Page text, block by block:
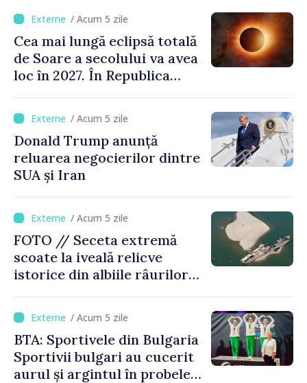
/ Acum 5 zile
Cea mai lungă eclipsă totală
de Soare a secolului va avea
loc în 2027. În Republica
acoperit în proporție de
până la 44%/ Acum 5 zile
Donald Trump anunță
reluarea negocierilor dintre
SUA și Iran
/ Acum 5 zile
FOTO // Seceta extremă
scoate la iveală relicve
istorice din albiile râurilor
/ Acum 5 zile
BTA: Sportivele din Bulgaria
Sportivii bulgari au cucerit
aurul și argintul în probele